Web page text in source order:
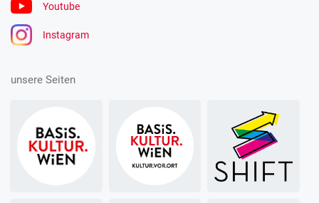
Youtube
Instagram
unsere Seiten